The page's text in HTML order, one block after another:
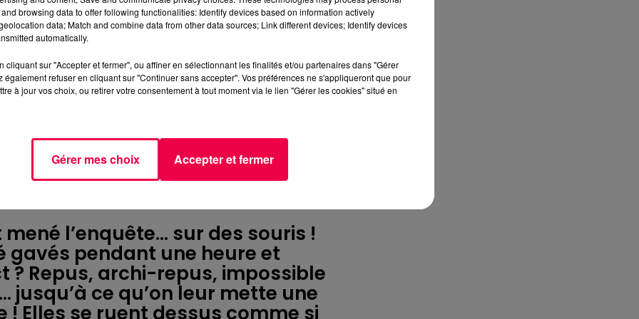
toujours de la place pour le
la panse avec une bonne
d’ouvrir le premier bouton
:
qui criait saturation, trouve
au chocolat. Mystère ? Pas
l’enquête... sur des souris !
gavés pendant une heure et
? Repus, archi-repus, impossible
jusqu’à ce qu’on leur mette une
! Elles se ruent dessus comme si
browsing data to offer following functionalities: Identify devices based on information actively
data; Match and combine data from other data sources; Link different devices; Identify devices
automatically.
cliquant sur "Accepter et fermer", ou affiner en sélectionnant les finalités et/ou partenaires dans "Gérer
également refuser en cliquant sur "Continuer sans accepter". Vos préférences ne s'appliqueront que pour
à jour vos choix, ou retirer votre consentement à tout moment via le lien "Gérer les cookies" situé en
Gérer mes choix Accepter et fermer